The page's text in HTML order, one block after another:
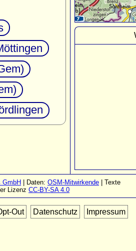
GmbH | Daten: OSM-Mitwirkende | Texte
Lizenz CC-BY-SA 4.0
Out Datenschutz Impressum